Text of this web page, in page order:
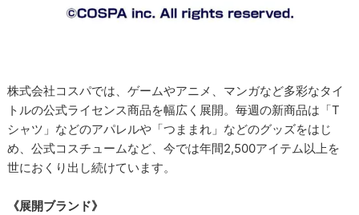
株式会社コスパでは、ゲームやアニメ、マンガなど多彩なタイ
トルの公式ライセンス商品を幅広く展開。毎週の新商品は「T
シャツ」などのアパレルや「つままれ」などのグッズをはじ
め、公式コスチュームなど、今では年間2,500アイテム以上を
世におくり出し続けています。
《展開ブランド》